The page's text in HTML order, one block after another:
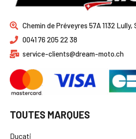
Chemin de Préveyres 57A 1132 Lully,
0041 76 205 22 38
service-clients@dream-moto.ch
TOUTES MARQUES
Ducati